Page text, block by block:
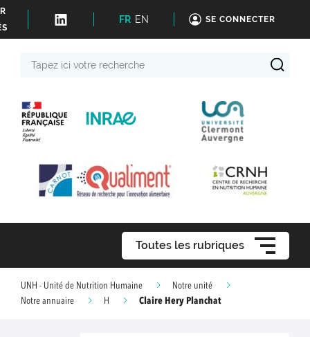
FR EN SE CONNECTER
Toutes les rubriques
UNH - Unité de Nutrition Humaine
Notre unité
Notre annuaire
H Claire Hery Planchat